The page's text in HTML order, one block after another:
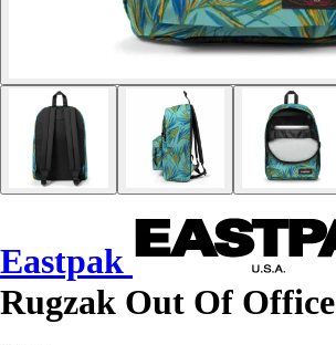
Eastpak
Rugzak Out Of Office